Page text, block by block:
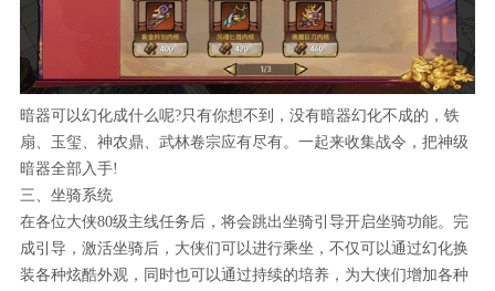
暗器可以幻化成什么呢?只有你想不到，没有暗器幻化不成的，铁
扇、玉玺、神农鼎、武林卷宗应有尽有。一起来收集战令，把神级
暗器全部入手!
三、坐骑系统
在各位大侠80级主线任务后，将会跳出坐骑引导开启坐骑功能。完
成引导，激活坐骑后，大侠们可以进行乘坐，不仅可以通过幻化换
装各种炫酷外观，同时也可以通过持续的培养，为大侠们增加各种